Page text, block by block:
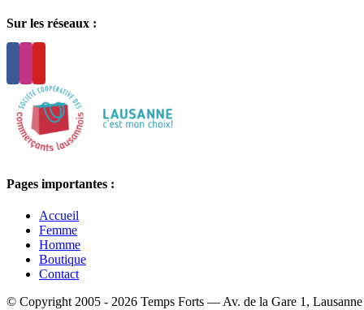
Sur les réseaux :
Pages importantes :
Accueil
Femme
Homme
Boutique
Contact
© Copyright 2005 - 2026 Temps Forts — Av. de la Gare 1,